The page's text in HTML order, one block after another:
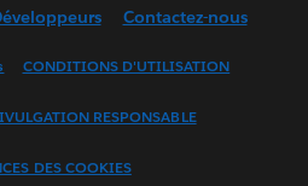
(UK)
(Canada)
Contactez-nous
CONDITIONS D'UTILISATION
RESPONSABLE
DES COOKIES